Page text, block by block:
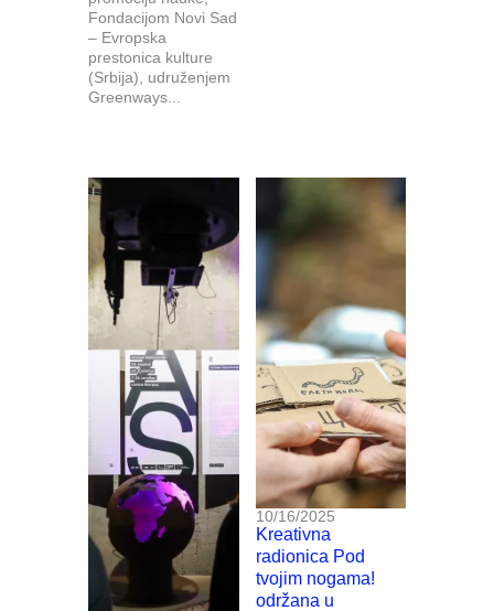
Fondacijom Novi Sad
– Evropska
prestonica kulture
(Srbija), udruženjem
Greenways...
10/16/2025
Kreativna
radionica Pod
tvojim nogama!
održana u